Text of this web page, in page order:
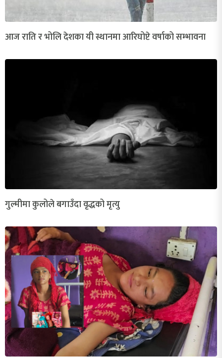
आज राति र भोलि देशका यी स्थानमा आरिघोप्टे वर्षाको सम्भावना
गुल्मीमा कुलोले बगाउँदा वृद्धको मृत्यु